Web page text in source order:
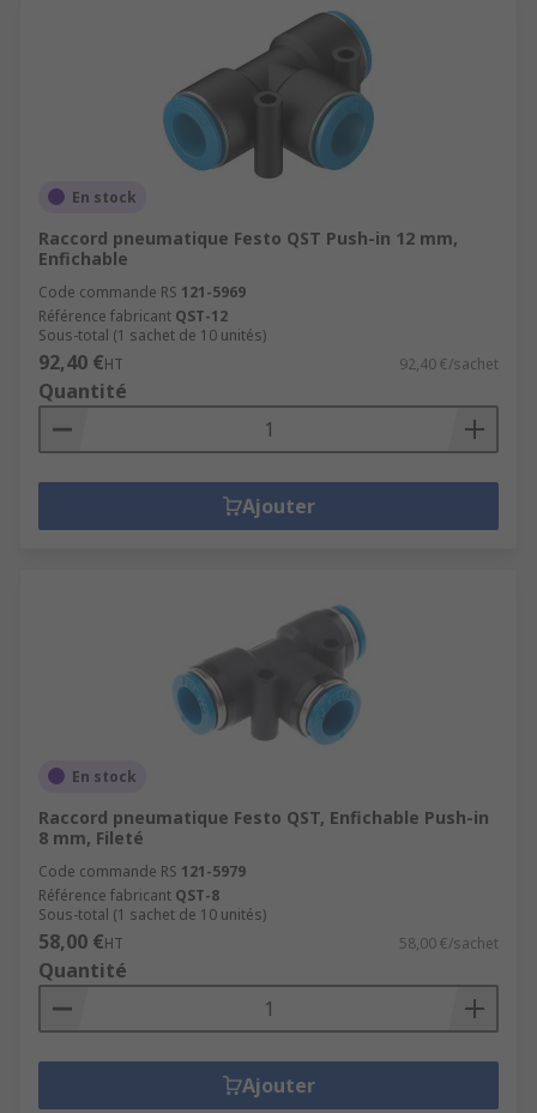
En stock
Raccord pneumatique Festo QST Push-in 12 mm,
Enfichable
Code commande RS 121-5969
Référence fabricant QST-12
Sous-total (1 sachet de 10 unités)
92,40 €HT 92,40 €/sachet
Quantité
Ajouter
En stock
Raccord pneumatique Festo QST, Enfichable Push-in
8 mm, Fileté
Code commande RS 121-5979
Référence fabricant QST-8
Sous-total (1 sachet de 10 unités)
58,00 €HT 58,00 €/sachet
Quantité
Ajouter